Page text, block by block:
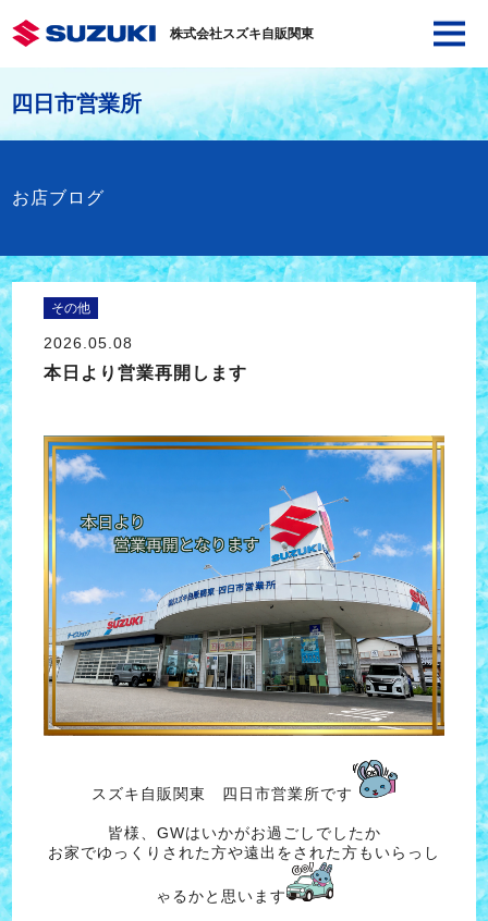
株式会社スズキ自販関東
四日市営業所
お店ブログ
その他
2026.05.08
本日より営業再開します
スズキ自販関東 四日市営業所です
皆様、GWはいかがお過ごしでしたか
お家でゆっくりされた方や遠出をされた方もいらっし
ゃるかと思います